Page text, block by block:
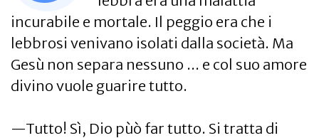
incurabile e mortale. Il peggio era che i
lebbrosi venivano isolati dalla società. Ma
Gesù non separa nessuno ... e col suo amore
divino vuole guarire tutto.
—Tutto! Sì, Dio pùò far tutto. Si tratta di